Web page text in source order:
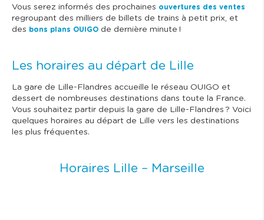
Vous serez informés des prochaines ouvertures des ventes
regroupant des milliers de billets de trains à petit prix, et
des bons plans OUIGO de dernière minute !
Les horaires au départ de Lille
La gare de Lille-Flandres accueille le réseau OUIGO et
dessert de nombreuses destinations dans toute la France.
Vous souhaitez partir depuis la gare de Lille-Flandres ? Voici
quelques horaires au départ de Lille vers les destinations
les plus fréquentes.
Horaires Lille – Marseille